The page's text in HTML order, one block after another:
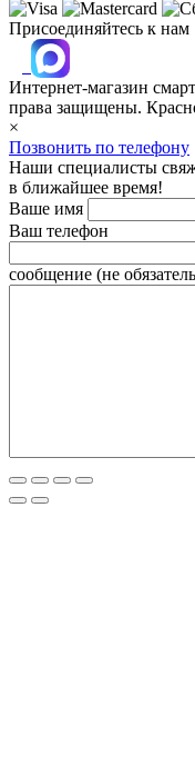
Присоединяйтесь к нам
Интернет-магазин
права защищены.
×
Позвонить по телефону
Наши специалисты
в ближайшее время!
Ваше имя
Ваш телефон
сообщение (не